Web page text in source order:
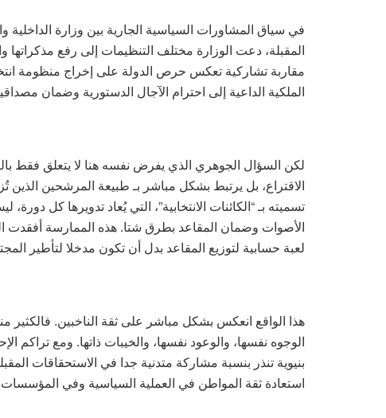
في سياق المشاورات السياسية الجارية بين وزارة الداخلية
المقبلة، دعت الوزارة مختلف التنظيمات إلى رفع مذكراتها
مقاربة تشاركية تعكس حرص الدولة على إخراج منظومة
الملكية الداعية إلى احترام الآجال الدستورية وضمان
لكن السؤال الجوهري الذي يفرض نفسه هنا لا يتعلق فقط
الاقتراع، بل يرتبط بشكل مباشر بـ طبيعة المرشحين
تسميته بـ “الكائنات الانتخابية”، التي يُعاد تدويرها كل
الأصوات وضمان المقاعد بطرق شتا. هذه الممارسة أفقدت
لعبة حسابية لتوزيع المقاعد بدل أن تكون مدخلا لتأطير
هذا الواقع انعكس بشكل مباشر على ثقة الناخبين.
الوجوه نفسها، والوعود نفسها، والخيبات ذاتها. ومع
بنيوية تنذر بنسبة مشاركة متدنية جدا في الاستحقاقات
استعادة ثقة المواطن في العملية السياسية وفي المؤسسات